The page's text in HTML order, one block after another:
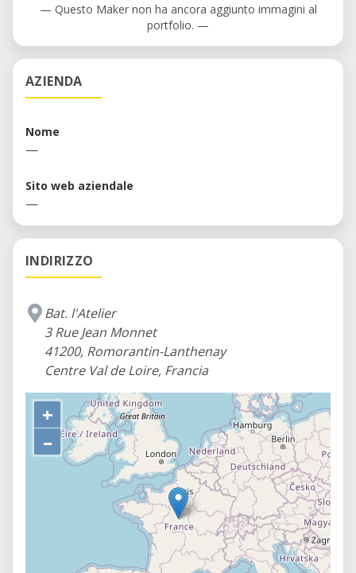
— Questo Maker non ha ancora aggiunto immagini al
portfolio. —
AZIENDA
Nome
—
Sito web aziendale
—
INDIRIZZO
Bat. l'Atelier
3 Rue Jean Monnet
41200, Romorantin-Lanthenay
Centre Val de Loire, Francia
+
–